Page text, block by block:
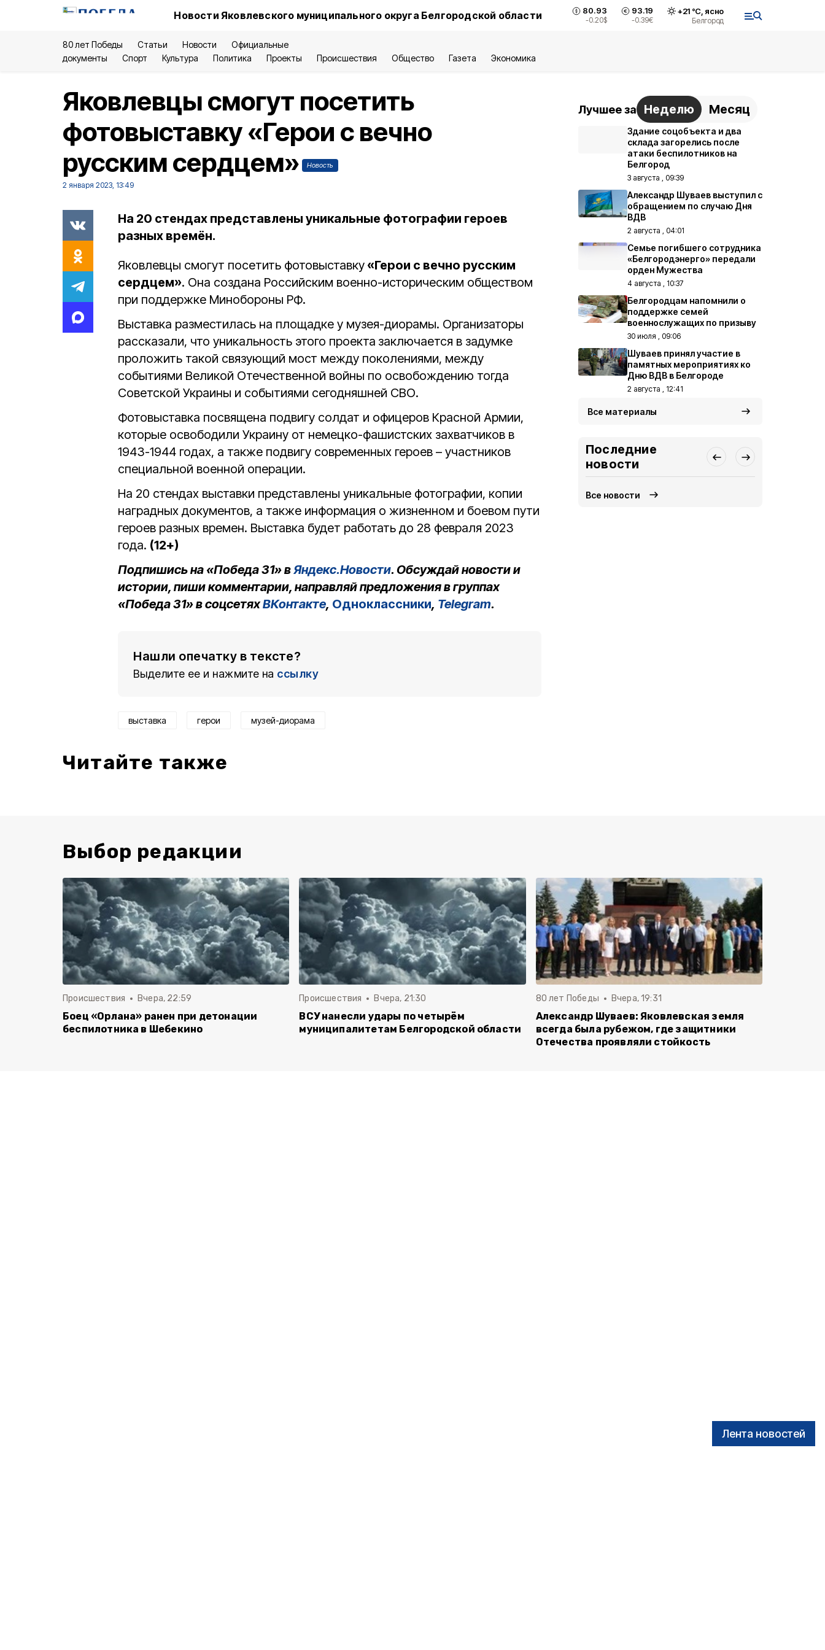
Новости Яковлевского муниципального округа Белгородской области 80.93
-0.20$
93.19
-0.39€
+21°С, ясно
Белгород
80 лет Победы Статьи Новости
Официальные
документы
Спорт Культура Политика Проекты Происшествия Общество Газета Экономика
Лента новостей
Яковлевцы смогут посетить
фотовыставку «Герои с вечно
русским сердцем»
Новость
2 января 2023, 13:49
На 20 стендах представлены уникальные фотографии героев
разных времён.
Яковлевцы смогут посетить фотовыставку «Герои с вечно русским
сердцем». Она создана Российским военно-историческим обществом
при поддержке Минобороны РФ.
Выставка разместилась на площадке у музея-диорамы. Организаторы
рассказали, что уникальность этого проекта заключается в задумке
проложить такой связующий мост между поколениями, между
событиями Великой Отечественной войны по освобождению тогда
Советской Украины и событиями сегодняшней СВО.
Фотовыставка посвящена подвигу солдат и офицеров Красной Армии,
которые освободили Украину от немецко-фашистских захватчиков в
1943-1944 годах, а также подвигу современных героев – участников
специальной военной операции.
На 20 стендах выставки представлены уникальные фотографии, копии
наградных документов, а также информация о жизненном и боевом пути
героев разных времен. Выставка будет работать до 28 февраля 2023
года. (12+)
Подпишись на «Победа 31» вЯндекс.Новости. Обсуждай новости и
истории, пиши комментарии, направляй предложения в группах
«Победа 31» в соцсетяхВКонтакте, Одноклассники, Telegram.
Нашли опечатку в тексте?
Выделите ее и нажмите на ссылку
выставка герои музей-диорама
Читайте также
Лучшее за Неделю Месяц
Здание соцобъекта и два
склада загорелись после
атаки беспилотников на
Белгород
3 августа , 09:39
Александр Шуваев выступил с
обращением по случаю Дня
ВДВ
2 августа , 04:01
Семье погибшего сотрудника
«Белгородэнерго» передали
орден Мужества
4 августа , 10:37
Белгородцам напомнили о
поддержке семей
военнослужащих по призыву
30 июля , 09:06
Шуваев принял участие в
памятных мероприятиях ко
Дню ВДВ в Белгороде
2 августа , 12:41
Все материалы
Последние
новости
Все новости
Выбор редакции
Происшествия Вчера, 22:59
Боец «Орлана» ранен при детонации
беспилотника в Шебекино
Происшествия Вчера, 21:30
ВСУ нанесли удары по четырём
муниципалитетам Белгородской области
80 лет Победы Вчера, 19:31
Александр Шуваев: Яковлевская земля
всегда была рубежом, где защитники
Отечества проявляли стойкость